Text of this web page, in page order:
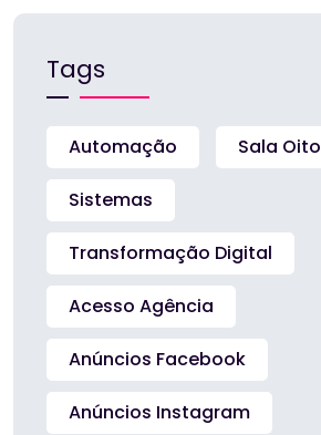
Tags
Automação Sala Oito
Sistemas
Transformação Digital
Acesso Agência
Anúncios Facebook
Anúncios Instagram